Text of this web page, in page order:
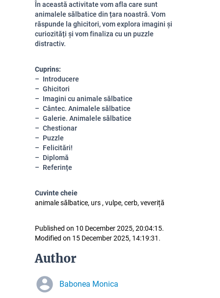
În această activitate vom afla care sunt
animalele sălbatice din țara noastră. Vom
răspunde la ghicitori, vom explora imagini și
curiozități și vom finaliza cu un puzzle
distractiv.
Cuprins:
Introducere
Ghicitori
Imagini cu animale sălbatice
Cântec. Animalele sălbatice
Galerie. Animalele sălbatice
Chestionar
Puzzle
Felicitări!
Diplomă
Referințe
Cuvinte cheie
animale sălbatice, urs , vulpe, cerb, veveriță
Published on 10 December 2025, 20:04:15.
Modified on 15 December 2025, 14:19:31.
Author
Babonea Monica